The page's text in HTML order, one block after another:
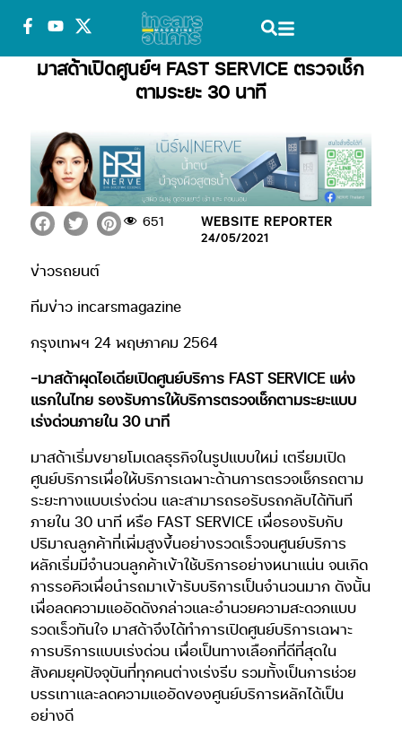
มาสด้าเปิดศูนย์ฯ FAST SERVICE ตรวจเช็ก
ตามระยะ 30 นาที
WEBSITE REPORTER
24/05/2021
651
ข่าวรถยนต์
ทีมข่าว incarsmagazine
กรุงเทพฯ 24 พฤษภาคม 2564
-มาสด้าผุดไอเดียเปิดศูนย์บริการ FAST SERVICE แห่ง
แรกในไทย รองรับการให้บริการตรวจเช็กตามระยะแบบ
เร่งด่วนภายใน 30 นาที
มาสด้าเริ่มขยายโมเดลธุรกิจในรูปแบบใหม่ เตรียมเปิด
ศูนย์บริการเพื่อให้บริการเฉพาะด้านการตรวจเช็กรถตาม
ระยะทางแบบเร่งด่วน และสามารถรอรับรถกลับได้ทันที
ภายใน 30 นาที หรือ FAST SERVICE เพื่อรองรับกับ
ปริมาณลูกค้าที่เพิ่มสูงขึ้นอย่างรวดเร็วจนศูนย์บริการ
หลักเริ่มมีจำนวนลูกค้าเข้าใช้บริการอย่างหนาแน่น จนเกิด
การรอคิวเพื่อนำรถมาเข้ารับบริการเป็นจำนวนมาก ดังนั้น
เพื่อลดความแออัดดังกล่าวและอำนวยความสะดวกแบบ
รวดเร็วทันใจ มาสด้าจึงได้ทำการเปิดศูนย์บริการเฉพาะ
การบริการแบบเร่งด่วน เพื่อเป็นทางเลือกที่ดีที่สุดใน
สังคมยุคปัจจุบันที่ทุกคนต่างเร่งรีบ รวมทั้งเป็นการช่วย
บรรเทาและลดความแออัดของศูนย์บริการหลักได้เป็น
อย่างดี